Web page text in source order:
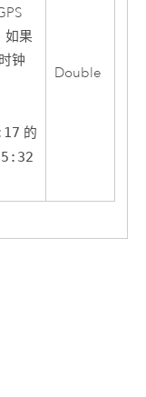
如果
钟
的
Double